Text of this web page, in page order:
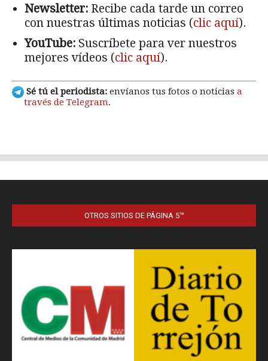
OTROS SITIOS DE PÁGINA 5™